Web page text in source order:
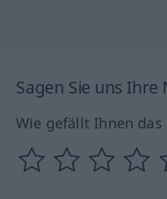
Sagen Sie uns Ihre
Wie gefällt Ihnen